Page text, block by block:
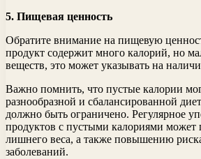
5. Пищевая ценность
Обратите внимание на пищевую
продукт содержит много калорий, но
веществ, это может указывать на
Важно помнить, что пустые калории
разнообразной и сбалансированной
должно быть ограничено. Регулярное
продуктов с пустыми калориями может
лишнего веса, а также повышению
заболеваний.